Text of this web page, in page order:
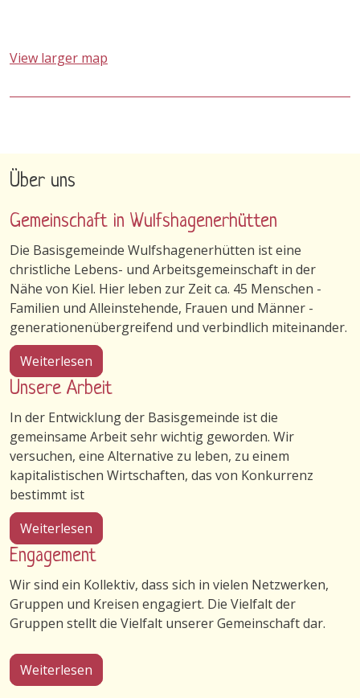
View larger map
Über uns
Gemeinschaft in Wulfshagenerhütten
Die Basisgemeinde Wulfshagenerhütten ist eine
christliche Lebens- und Arbeitsgemeinschaft in der
Nähe von Kiel. Hier leben zur Zeit ca. 45 Menschen -
Familien und Alleinstehende, Frauen und Männer -
generationenübergreifend und verbindlich miteinander.
Weiterlesen
Unsere Arbeit
In der Entwicklung der Basisgemeinde ist die
gemeinsame Arbeit sehr wichtig geworden. Wir
versuchen, eine Alternative zu leben, zu einem
kapitalistischen Wirtschaften, das von Konkurrenz
bestimmt ist
Weiterlesen
Engagement
Wir sind ein Kollektiv, dass sich in vielen Netzwerken,
Gruppen und Kreisen engagiert. Die Vielfalt der
Gruppen stellt die Vielfalt unserer Gemeinschaft dar.
Weiterlesen